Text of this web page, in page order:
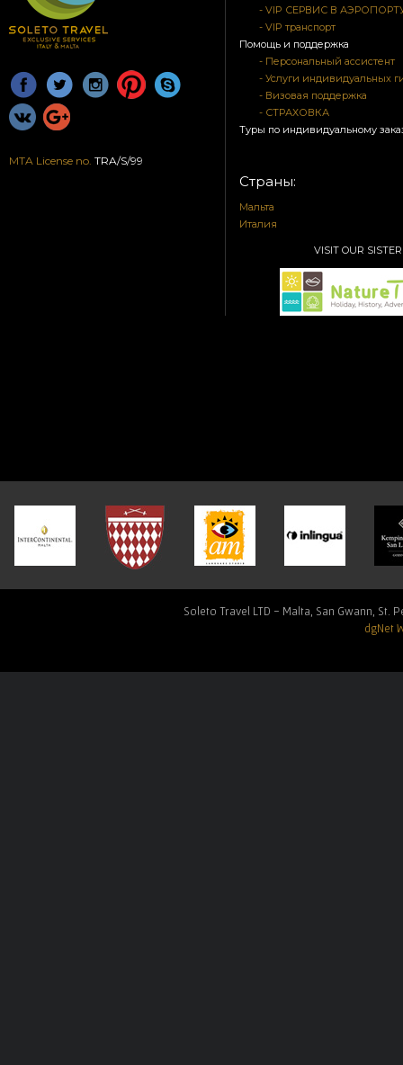
MTA License no. TRA/S/99
- VIP СЕРВИС В
- VIP транспорт
Помощь и поддержка
- Персональный ассистент
- Услуги индивидуальных
- Визовая поддержка
- СТРАХОВКА
Туры по индивидуальному
Страны:
Мальта
Италия
VISIT OUR
Soleto Travel LTD - Malta, San Gwann, St.
dgNet